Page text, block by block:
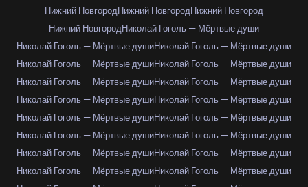
Нижний НовгородНижний НовгородНижний Новгород
Нижний НовгородНиколай Гоголь — Мёртвые души
Николай Гоголь — Мёртвые душиНиколай Гоголь — Мёртвые души
Николай Гоголь — Мёртвые душиНиколай Гоголь — Мёртвые души
Николай Гоголь — Мёртвые душиНиколай Гоголь — Мёртвые души
Николай Гоголь — Мёртвые душиНиколай Гоголь — Мёртвые души
Николай Гоголь — Мёртвые душиНиколай Гоголь — Мёртвые души
Николай Гоголь — Мёртвые душиНиколай Гоголь — Мёртвые души
Николай Гоголь — Мёртвые душиНиколай Гоголь — Мёртвые души
Николай Гоголь — Мёртвые душиНиколай Гоголь — Мёртвые души